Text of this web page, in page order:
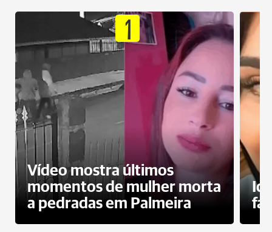
1
Vídeo mostra últimos
momentos de mulher morta
a pedradas em Palmeira